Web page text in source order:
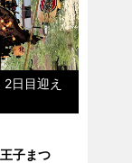
日目迎え
子まつ